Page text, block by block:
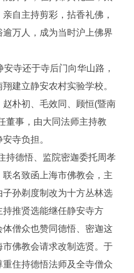
自主持剪彩，拈香礼佛，
万人，成为当时沪上佛界
寺还于寺后门向华山路，
建立静安农村实验学校。
朴初、毛效同、顾恒(暨南
董事，由大同法师主持教
寺负担。
德悟、监院密迦委托周孝
名致函上海市佛教会，主
孙剃度制改为十方丛林选
推贤选能继任静安寺方
僧众也赞同德悟、密迦这
佛教会请求改制选贤。于
住持德悟法师及全寺僧众